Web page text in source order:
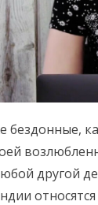
бездонные,
другой